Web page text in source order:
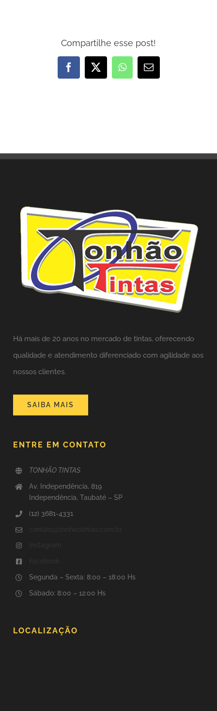
Compartilhe esse post!
Facebook
X WhatsApp
E-
mail
Há mais de 20 anos no mercado de tintas, oferecendo
qualidade e atendimento diferenciado com agilidade aos
nossos clientes.
SAIBA MAIS
ENTRE EM CONTATO
TONHÃO TINTAS
Av. Independência, 819
Independência, Taubaté – SP
(12) 3681-4331
Segunda – Sexta: 8:00 – 18:00 Hs
Sábado: 8:00 – 12:00 Hs
LOCALIZAÇÃO